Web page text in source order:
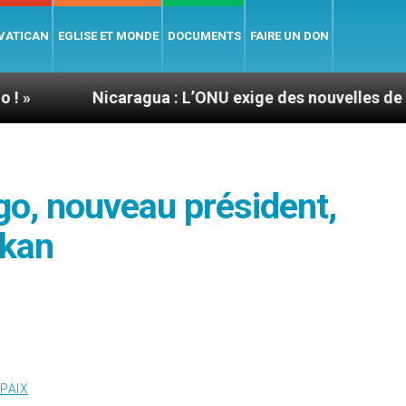
EGLISE ET MONDE DOCUMENTS FAIRE UN DON
: L’ONU exige des nouvelles de Mgr Mata
nouveau président,